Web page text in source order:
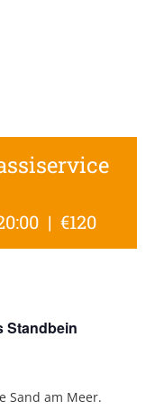
| €120
Standbein
Sand am Meer.